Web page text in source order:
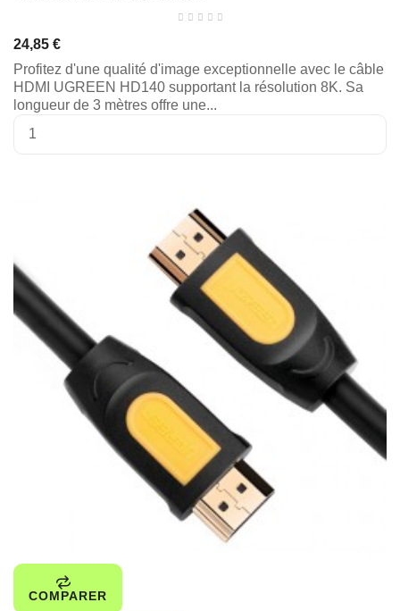
24,85 €
Profitez d'une qualité d'image exceptionnelle avec le câble
HDMI UGREEN HD140 supportant la résolution 8K. Sa
longueur de 3 mètres offre une...
COMPARER